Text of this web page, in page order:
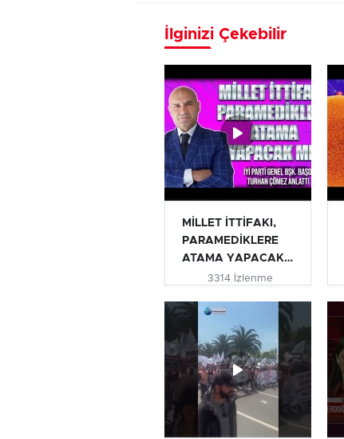
İlginizi Çekebilir
MİLLET İTTİFAKI,
PARAMEDİKLERE
ATAMA YAPACAK
MI? | TURHAN...
3314 İzlenme